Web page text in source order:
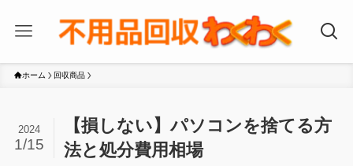
ホーム 回収商品
【損しない】パソコンを捨てる方
法と処分費用相場
2024
1/15